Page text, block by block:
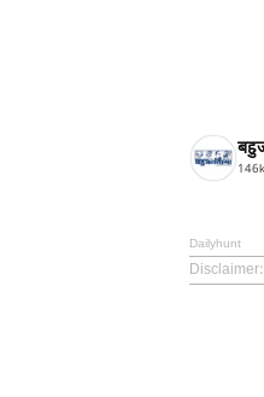
146k
Dailyhunt
Disclaimer